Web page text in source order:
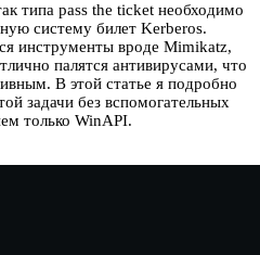
типа pass the ticket необходимо
систему билет Kerberos.
инструменты вроде Mimikatz,
палятся антивирусами, что
В этой статье я подробно
задачи без вспомогательных
только WinAPI.